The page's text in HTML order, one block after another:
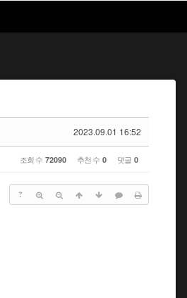
2023.09.01 16:52
조회 수 72090 추천 수 0 댓글 0
?